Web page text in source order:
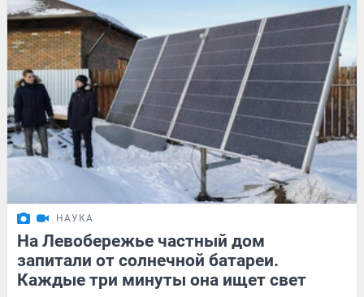
НАУКА
На Левобережье частный дом
запитали от солнечной батареи.
Каждые три минуты она ищет свет